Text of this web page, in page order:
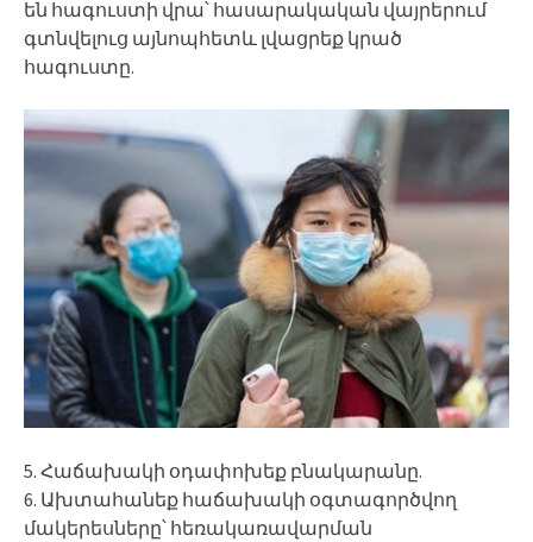
են հագուստի վրա՝ հասարակական վայրերում
գտնվելուց այնոպհետև լվացրեք կրած
հագուստը.
5. Հաճախակի օդափոխեք բնակարանը.
6. Ախտահանեք հաճախակի օգտագործվող
մակերեսները՝ հեռակառավարման